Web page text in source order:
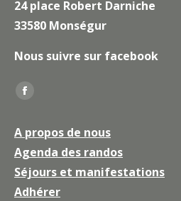
24 place Robert Darniche
33580 Monségur
Nous suivre sur facebook
Trouvez nous sur :
La
Facebook
s'ouvre
dans
une
A propos de nous
Agenda des randos
Séjours et manifestations
Adhérer